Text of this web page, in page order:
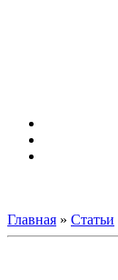
Главная » Статьи